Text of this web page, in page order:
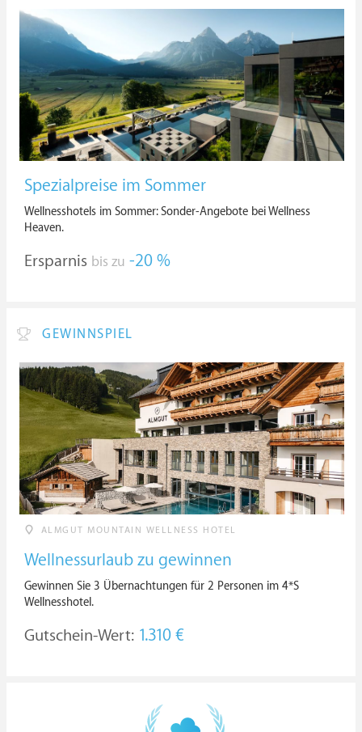
Spezialpreise im Sommer
Wellnesshotels im Sommer: Sonder-Angebote bei Wellness
Heaven.
Ersparnis bis zu -20 %
GEWINNSPIEL
ALMGUT MOUNTAIN WELLNESS HOTEL
Wellnessurlaub zu gewinnen
Gewinnen Sie 3 Übernachtungen für 2 Personen im 4*S
Wellnesshotel.
Gutschein-Wert: 1.310 €